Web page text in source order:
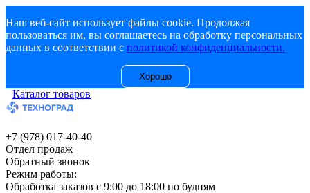
Наш веб-сайт использует файлы cookie. Продолжая
пользоваться им, вы соглашаетесь на обработку персональных
данных в соответствии с политикой конфиденциальности.
Хорошо
Каталог товаров
+7 (978) 017-40-40
Отдел продаж
Обратный звонок
Режим работы:
Обработка заказов с 9:00 до 18:00 по будням